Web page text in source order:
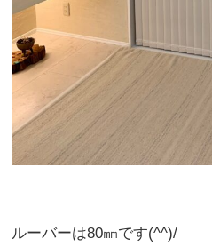
ルーバーは80㎜です(^^)/